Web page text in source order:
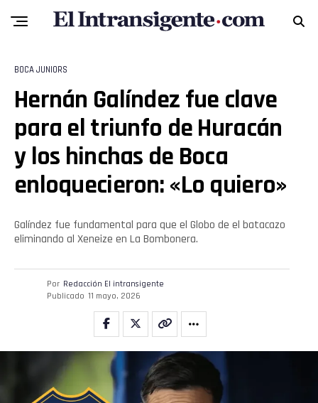
BOCA JUNIORS
Hernán Galíndez fue clave
para el triunfo de Huracán
y los hinchas de Boca
enloquecieron: «Lo quiero»
Galíndez fue fundamental para que el Globo de el batacazo
eliminando al Xeneize en La Bombonera.
Por Redacción El intransigente
Publicado 11 mayo, 2026
Flipboard
Reddit
Pinterest